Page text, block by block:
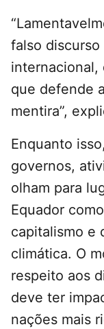
falso
internacional,
que defende a
mentira”,
Enquanto
governos,
olham para
Equador
capitalismo e
climática. O
respeito aos
deve ter
nações mais